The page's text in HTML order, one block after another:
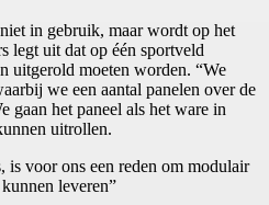
in gebruik, maar wordt op het
legt uit dat op één sportveld
uitgerold moeten worden. “We
we een aantal panelen over de
gaan het paneel als het ware in
uitrollen.
is voor ons een reden om modulair
leveren”